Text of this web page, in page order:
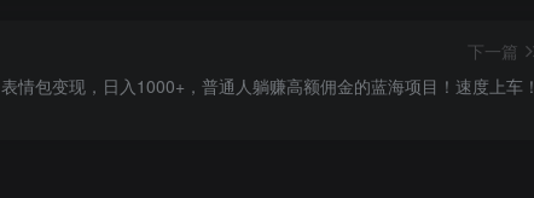
下一篇
表情包变现，日入1000+，普通人躺赚高额佣金的蓝海项目！速度上车！